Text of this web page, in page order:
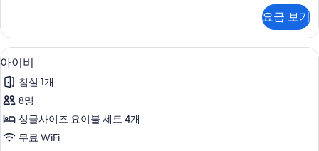
보
기
자
세
히
보
기
요금 보기
아
이
비
사
진
5
아이비
침실 1개
8명
싱글사이즈 요이불 세트 4개
무료 WiFi